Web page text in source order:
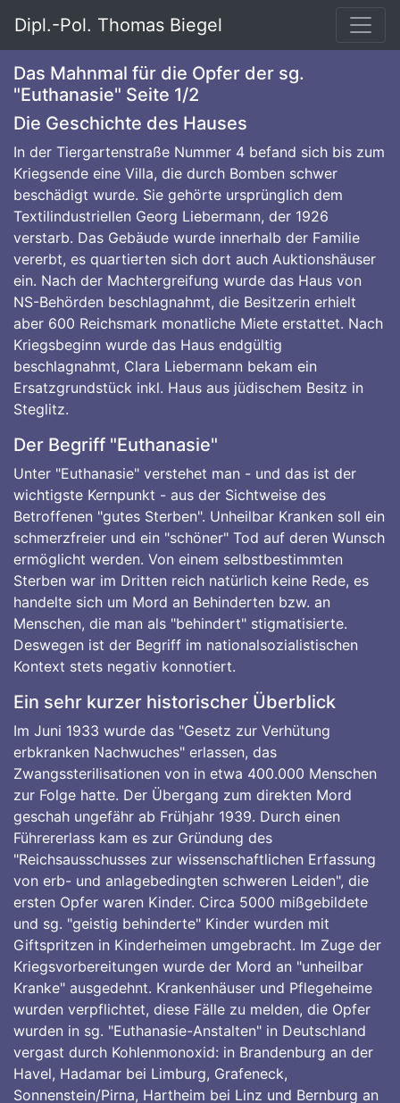
Dipl.-Pol. Thomas Biegel
Das Mahnmal für die Opfer der sg.
"Euthanasie" Seite 1/2
Die Geschichte des Hauses
In der Tiergartenstraße Nummer 4 befand sich bis zum
Kriegsende eine Villa, die durch Bomben schwer
beschädigt wurde. Sie gehörte ursprünglich dem
Textilindustriellen Georg Liebermann, der 1926
verstarb. Das Gebäude wurde innerhalb der Familie
vererbt, es quartierten sich dort auch Auktionshäuser
ein. Nach der Machtergreifung wurde das Haus von
NS-Behörden beschlagnahmt, die Besitzerin erhielt
aber 600 Reichsmark monatliche Miete erstattet. Nach
Kriegsbeginn wurde das Haus endgültig
beschlagnahmt, Clara Liebermann bekam ein
Ersatzgrundstück inkl. Haus aus jüdischem Besitz in
Steglitz.
Der Begriff "Euthanasie"
Unter "Euthanasie" verstehet man - und das ist der
wichtigste Kernpunkt - aus der Sichtweise des
Betroffenen "gutes Sterben". Unheilbar Kranken soll ein
schmerzfreier und ein "schöner" Tod auf deren Wunsch
ermöglicht werden. Von einem selbstbestimmten
Sterben war im Dritten reich natürlich keine Rede, es
handelte sich um Mord an Behinderten bzw. an
Menschen, die man als "behindert" stigmatisierte.
Deswegen ist der Begriff im nationalsozialistischen
Kontext stets negativ konnotiert.
Ein sehr kurzer historischer Überblick
Im Juni 1933 wurde das "Gesetz zur Verhütung
erbkranken Nachwuches" erlassen, das
Zwangssterilisationen von in etwa 400.000 Menschen
zur Folge hatte. Der Übergang zum direkten Mord
geschah ungefähr ab Frühjahr 1939. Durch einen
Führererlass kam es zur Gründung des
"Reichsausschusses zur wissenschaftlichen Erfassung
von erb- und anlagebedingten schweren Leiden", die
ersten Opfer waren Kinder. Circa 5000 mißgebildete
und sg. "geistig behinderte" Kinder wurden mit
Giftspritzen in Kinderheimen umgebracht. Im Zuge der
Kriegsvorbereitungen wurde der Mord an "unheilbar
Kranke" ausgedehnt. Krankenhäuser und Pflegeheime
wurden verpflichtet, diese Fälle zu melden, die Opfer
wurden in sg. "Euthanasie-Anstalten" in Deutschland
vergast durch Kohlenmonoxid: in Brandenburg an der
Havel, Hadamar bei Limburg, Grafeneck,
Sonnenstein/Pirna, Hartheim bei Linz und Bernburg an